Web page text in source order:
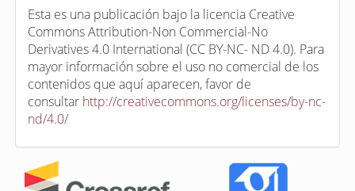
Esta es una publicación bajo la licencia Creative
Commons Attribution-Non Commercial-No
Derivatives 4.0 International (CC BY-NC- ND 4.0). Para
mayor información sobre el uso no comercial de los
contenidos que aquí aparecen, favor de
consultar http://creativecommons.org/licenses/by-nc-
nd/4.0/